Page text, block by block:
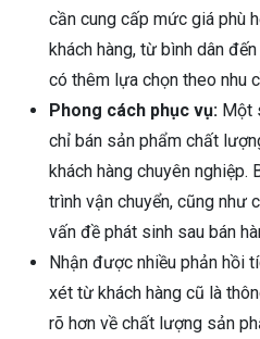
cần cung cấp mức giá phù
khách hàng, từ bình dân
có thêm lựa chọn theo nhu
Phong cách phục vụ: Một
chỉ bán sản phẩm chất
khách hàng chuyên nghiệp.
trình vận chuyển, cũng như
vấn đề phát sinh sau bán
Nhận được nhiều phản hồi
xét từ khách hàng cũ là
rõ hơn về chất lượng sản